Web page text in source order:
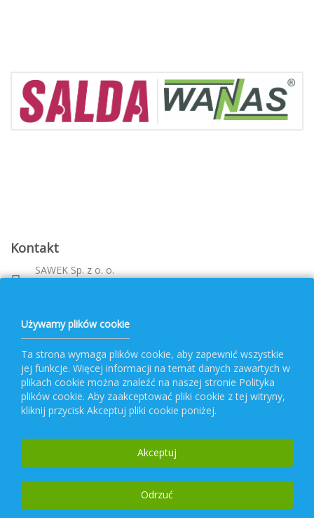
Kontakt
SAWEK Sp. z o. o.
Metalowca 26, 39-460 Nowa Dęba
+ 48 796 477 417
Obsługa PVF
Popularne kategorie
Używamy plików cookie
Ta strona wymaga plików cookie, aby zapewnić wszystkie
jej funkcje. Więcej informacji na temat danych zawartych w
plikach cookie można znaleźć na naszej stronie Polityka
plików cookie. Aby zaakceptować pliki cookie z tej witryny,
kliknij przycisk Akceptuj pliki cookie poniżej.
Akceptuj
Odrzuć